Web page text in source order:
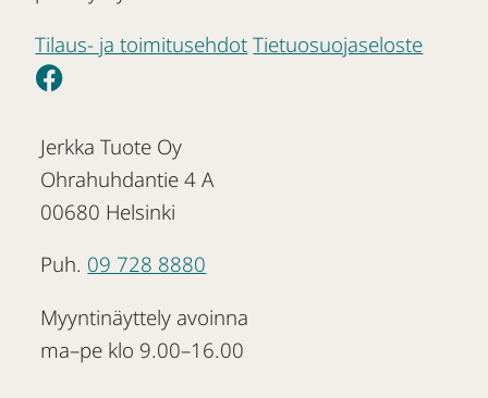
Tilaus- ja toimitusehdot Tietuosuojaseloste
Jerkka Tuote Oy
Ohrahuhdantie 4 A
00680 Helsinki
Puh. 09 728 8880
Myyntinäyttely avoinna
ma–pe klo 9.00–16.00